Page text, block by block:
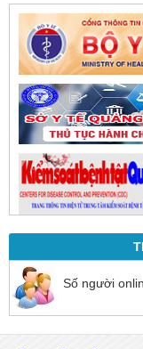
Số người